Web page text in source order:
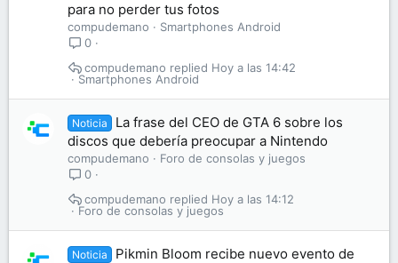
para no perder tus fotos
compudemano
Smartphones Android
0
Smartphones Android
Hoy a las 14:42
compudemano
Noticia
La frase del CEO de GTA 6 sobre los
discos que debería preocupar a Nintendo
compudemano
Foro de consolas y juegos
0
Foro de consolas y juegos
Hoy a las 14:12
compudemano
Noticia
Pikmin Bloom recibe nuevo evento de